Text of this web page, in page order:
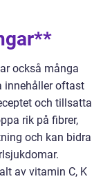
också många
innehåller oftast
och tillsatta
rik på fibrer,
och kan bidra
av vitamin C, K